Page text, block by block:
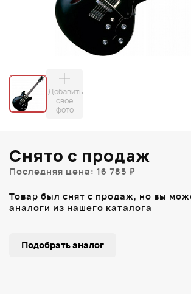
Добавить
свое
фото
Снято с продаж
Последняя цена: 16 785 ₽
Товар был снят с продаж, но вы
аналоги из нашего каталога
Подобрать аналог